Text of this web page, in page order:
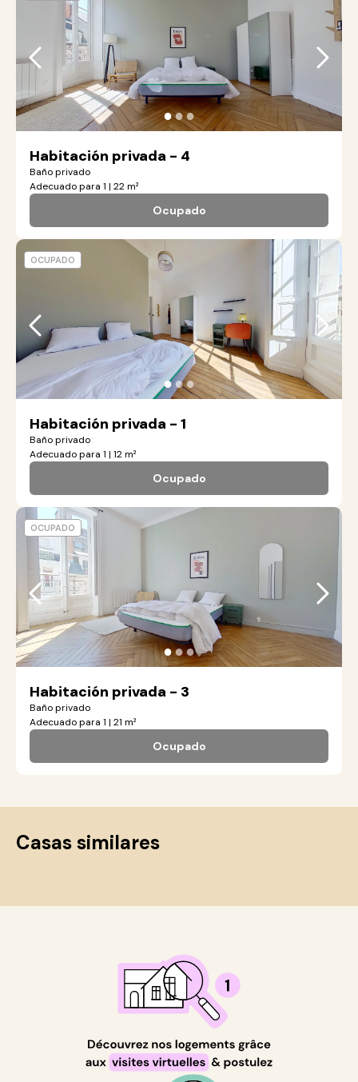
●●●
Habitación privada - 4
Baño privado
Adecuado para 1 | 22 m²
Ocupado
●●●
Habitación privada - 1
Baño privado
Adecuado para 1 | 12 m²
Ocupado
OCUPADO
●●●
Habitación privada - 3
Baño privado
Adecuado para 1 | 21 m²
Ocupado
OCUPADO
Casas similares